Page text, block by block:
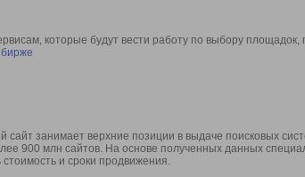
которые будут вести работу по выбору площадок,
бирже
сайт занимает верхние позиции в выдаче поисковых
900 млн сайтов. На основе полученных данных
и сроки продвижения.